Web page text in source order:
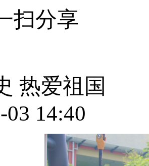
扫分享
热爱祖国
03 14:40